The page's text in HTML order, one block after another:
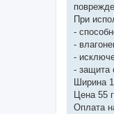
При
-
-
-
- защита
Ширина
Цена 55
Оплата